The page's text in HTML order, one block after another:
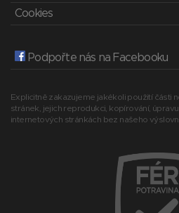
Cookies
Podpořte nás na Facebooku
Explicitně zakazujeme jakékoli použití části
stránek, jejich reprodukci, kopírování,
internetových stránkách bez našeho